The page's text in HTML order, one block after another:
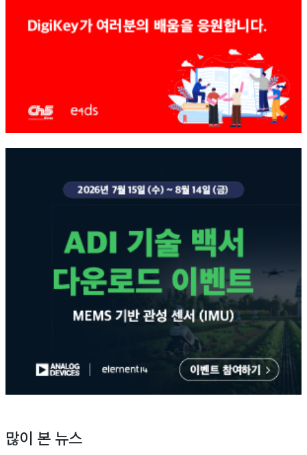
많이 본 뉴스